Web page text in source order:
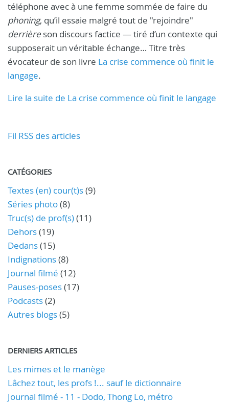
téléphone avec à une femme sommée de faire du
phoning, qu’il essaie malgré tout de "rejoindre"
derrière son discours factice — tiré d’un contexte qui
supposerait un véritable échange… Titre très
évocateur de son livre La crise commence où finit le
langage.
Lire la suite de La crise commence où finit le langage
Fil RSS des articles
CATÉGORIES
Textes (en) cour(t)s(9)
Séries photo(8)
Truc(s) de prof(s)(11)
Dehors(19)
Dedans(15)
Indignations(8)
Journal filmé (12)
Pauses-poses(17)
Podcasts(2)
Autres blogs(5)
DERNIERS ARTICLES
Les mimes et le manège
Lâchez tout, les profs !... sauf le dictionnaire
Journal filmé - 11 - Dodo, Thong Lo, métro